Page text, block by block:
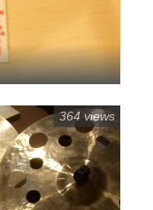
364 views